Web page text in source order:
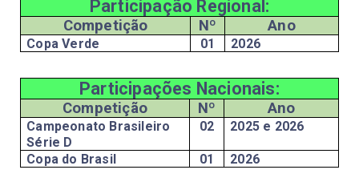
Participação Regional:
Competição Nº Ano
Copa Verde 01 2026
Participações Nacionais:
Competição Nº Ano
Campeonato Brasileiro
Série D
02 2025 e 2026
Copa do Brasil 01 2026